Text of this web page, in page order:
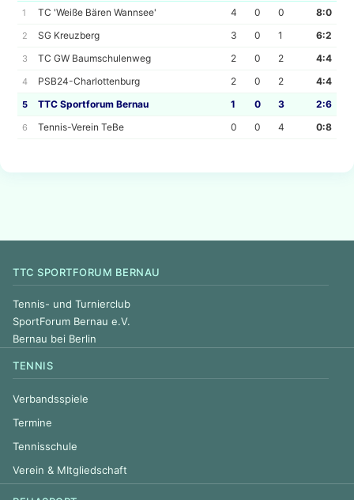
1 TC 'Weiße Bären Wannsee' 4 0 0 8:0
2 SG Kreuzberg 3 0 1 6:2
3 TC GW Baumschulenweg 2 0 2 4:4
4 PSB24-Charlottenburg 2 0 2 4:4
5 TTC Sportforum Bernau 1 0 3 2:6
6 Tennis-Verein TeBe 0 0 4 0:8
TTC SPORTFORUM BERNAU
Tennis- und Turnierclub
SportForum Bernau e.V.
Bernau bei Berlin
TENNIS
Verbandsspiele
Termine
Tennisschule
Verein & MItgliedschaft